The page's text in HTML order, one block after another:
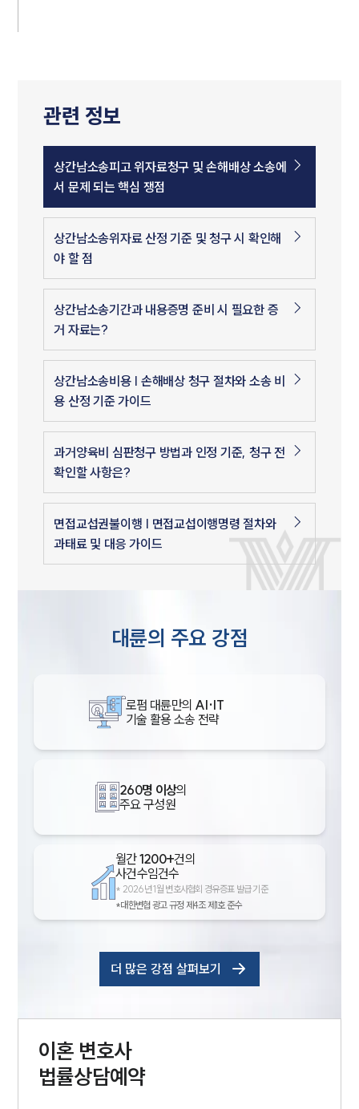
관련 정보
상간남소송피고 위자료청구 및 손해배상 소송에
서 문제 되는 핵심 쟁점
상간남소송위자료 산정 기준 및 청구 시 확인해
야 할 점
상간남소송기간과 내용증명 준비 시 필요한 증
거 자료는?
상간남소송비용 | 손해배상 청구 절차와 소송 비
용 산정 기준 가이드
과거양육비 심판청구 방법과 인정 기준, 청구 전
확인할 사항은?
면접교섭권불이행 | 면접교섭이행명령 절차와
과태료 및 대응 가이드
대륜의 주요 강점
로펌 대륜만의 AI·IT
기술 활용 소송 전략
260명 이상의
주요 구성원
월간1200+건의
사건수임건수
* 2026년 1월 변호사협회 경유증표 발급 기준
*대한변협 광고 규정 제4조 제1호 준수
더 많은 강점 살펴보기
이혼 변호사
법률상담예약